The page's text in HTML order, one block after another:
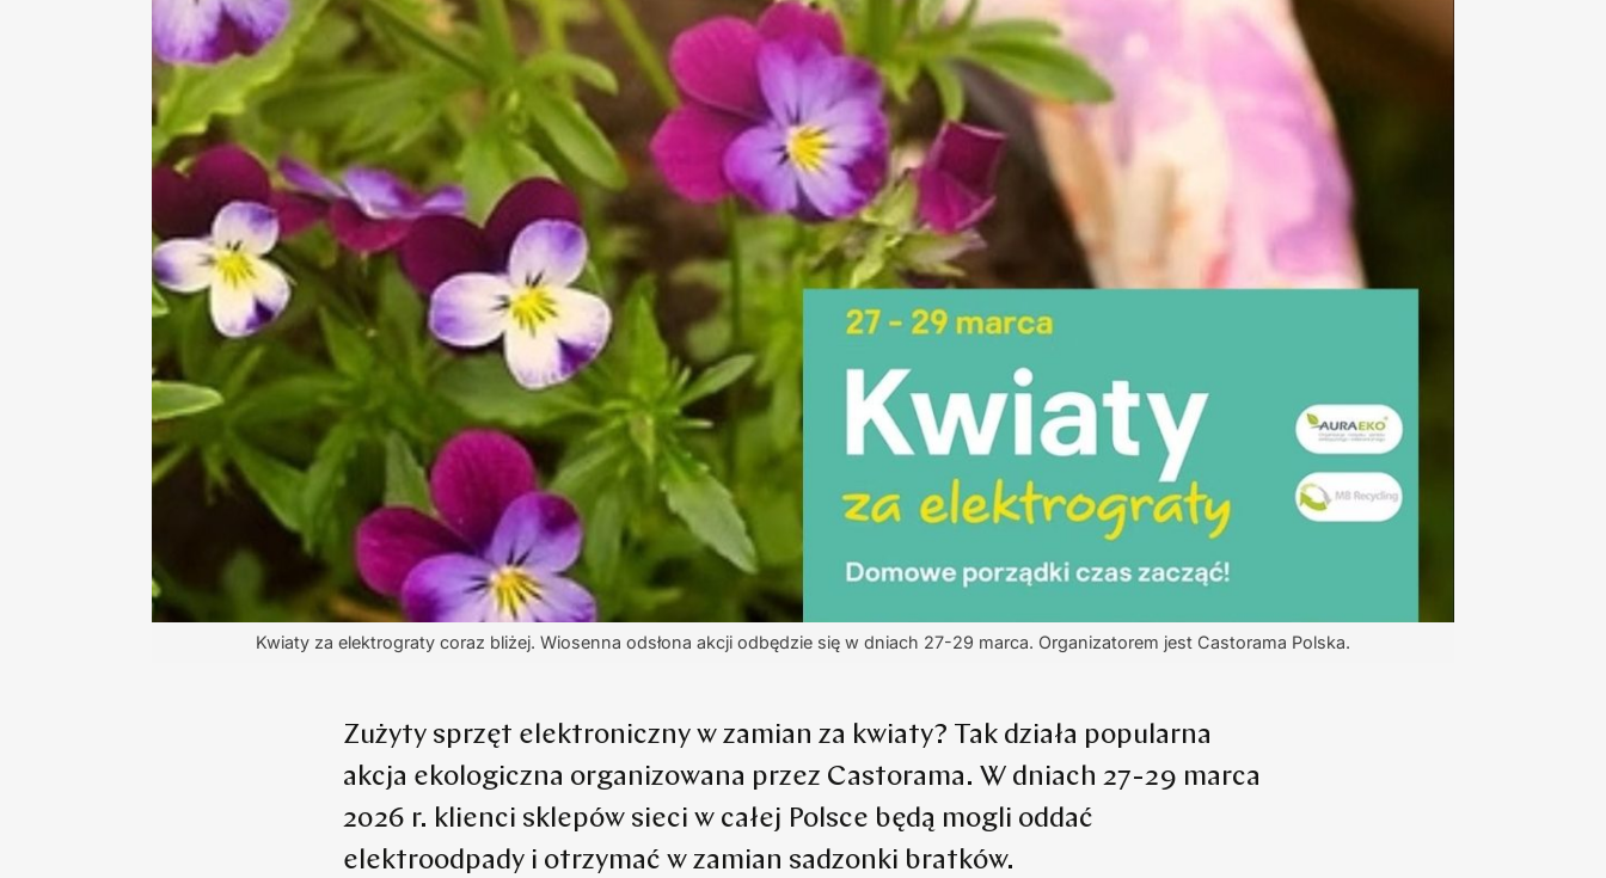
Kwiaty za elektrograty coraz bliżej. Wiosenna odsłona akcji odbędzie się w dniach 27-29 marca. Organizatorem jest Castorama Polska.
Zużyty sprzęt elektroniczny w zamian za kwiaty? Tak działa popularna
akcja ekologiczna organizowana przez Castorama. W dniach 27-29 marca
2026 r. klienci sklepów sieci w całej Polsce będą mogli oddać
elektroodpady i otrzymać w zamian sadzonki bratków.